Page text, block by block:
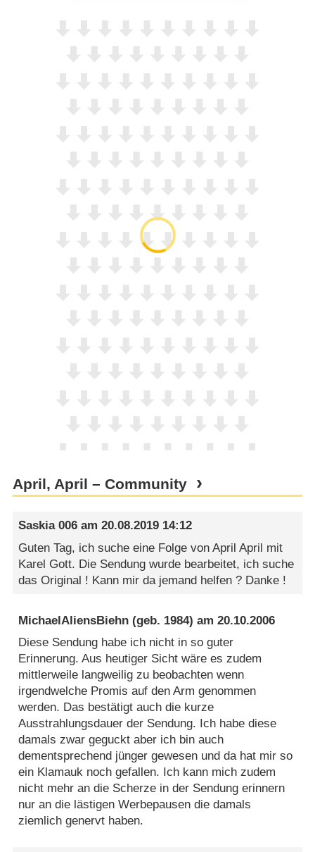
April, April – Community
Saskia 006 am20.08.2019 14:12
Guten Tag, ich suche eine Folge von April April mit
Karel Gott. Die Sendung wurde bearbeitet, ich suche
das Original ! Kann mir da jemand helfen ? Danke !
MichaelAliensBiehn (geb. 1984) am20.10.2006
Diese Sendung habe ich nicht in so guter
Erinnerung. Aus heutiger Sicht wäre es zudem
mittlerweile langweilig zu beobachten wenn
irgendwelche Promis auf den Arm genommen
werden. Das bestätigt auch die kurze
Ausstrahlungsdauer der Sendung. Ich habe diese
damals zwar geguckt aber ich bin auch
dementsprechend jünger gewesen und da hat mir so
ein Klamauk noch gefallen. Ich kann mich zudem
nicht mehr an die Scherze in der Sendung erinnern
nur an die lästigen Werbepausen die damals
ziemlich genervt haben.